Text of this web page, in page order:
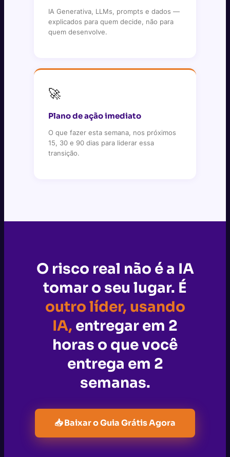
IA Generativa, LLMs, prompts e dados —
explicados para quem decide, não para
quem desenvolve.
🚀
Plano de ação imediato
O que fazer esta semana, nos próximos
15, 30 e 90 dias para liderar essa
transição.
O risco real não é a IA
tomar o seu lugar. É
outro líder, usando
IA, entregar em 2
horas o que você
entrega em 2
semanas.
📥 Baixar o Guia Grátis Agora